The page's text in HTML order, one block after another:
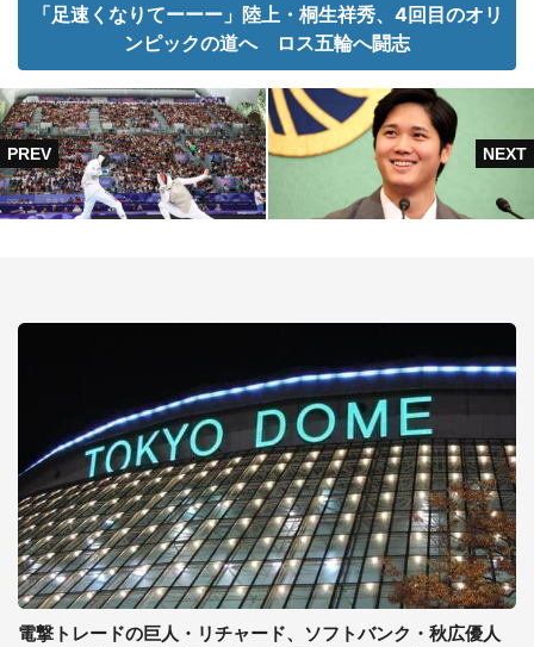
「足速くなりてーーー」陸上・桐生祥秀、4回目のオリ
ンピックの道へ ロス五輪へ闘志
電撃トレードの巨人・リチャード、ソフトバンク・秋広優人